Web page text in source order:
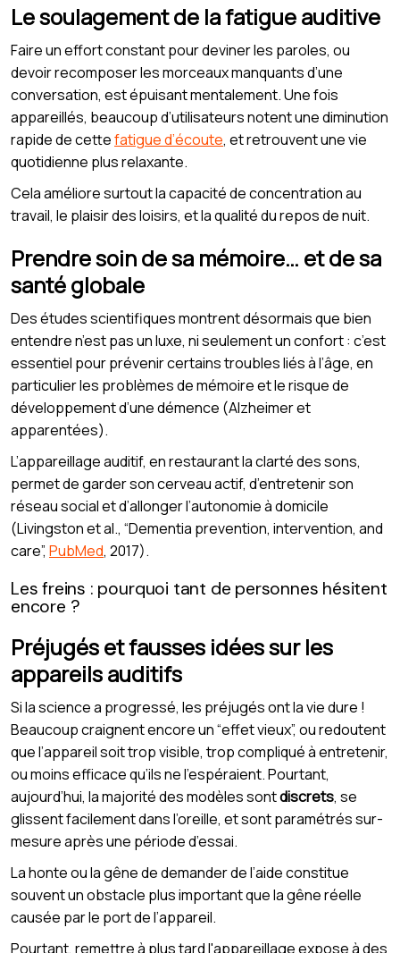
Le soulagement de la fatigue auditive
Faire un effort constant pour deviner les paroles, ou
devoir recomposer les morceaux manquants d’une
conversation, est épuisant mentalement. Une fois
appareillés, beaucoup d’utilisateurs notent une diminution
rapide de cettefatigue d’écoute, et retrouvent une vie
quotidienne plus relaxante.
Cela améliore surtout la capacité de concentration au
travail, le plaisir des loisirs, et la qualité du repos de nuit.
Prendre soin de sa mémoire… et de sa
santé globale
Des études scientifiques montrent désormais que bien
entendre n’est pas un luxe, ni seulement un confort : c’est
essentiel pour prévenir certains troubles liés à l’âge, en
particulier les problèmes de mémoire et le risque de
développement d’une démence (Alzheimer et
apparentées).
L’appareillage auditif, en restaurant la clarté des sons,
permet de garder son cerveau actif, d’entretenir son
réseau social et d’allonger l’autonomie à domicile
(Livingston et al., “Dementia prevention, intervention, and
care”, PubMed, 2017).
Les freins : pourquoi tant de personnes hésitent
encore ?
Préjugés et fausses idées sur les
appareils auditifs
Si la science a progressé, les préjugés ont la vie dure !
Beaucoup craignent encore un “effet vieux”, ou redoutent
que l’appareil soit trop visible, trop compliqué à entretenir,
ou moins efficace qu’ils ne l’espéraient. Pourtant,
aujourd’hui, la majorité des modèles sontdiscrets, se
glissent facilement dans l’oreille, et sont paramétrés sur-
mesure après une période d’essai.
La honte ou la gêne de demander de l’aide constitue
souvent un obstacle plus important que la gêne réelle
causée par le port de l’appareil.
Pourtant, remettre à plus tard l'appareillage expose à des